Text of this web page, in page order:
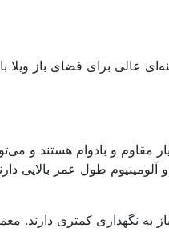
عالی برای فضای باز
مقاوم و بادوام هستند و
طول عمر بالایی
نگهداری کمتری دارند.